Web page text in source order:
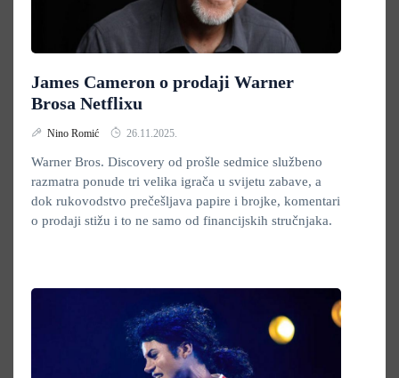
James Cameron o prodaji Warner
Brosa Netflixu
Nino Romić 26.11.2025.
Warner Bros. Discovery od prošle sedmice službeno
razmatra ponude tri velika igrača u svijetu zabave, a
dok rukovodstvo prečešljava papire i brojke, komentari
o prodaji stižu i to ne samo od financijskih stručnjaka.